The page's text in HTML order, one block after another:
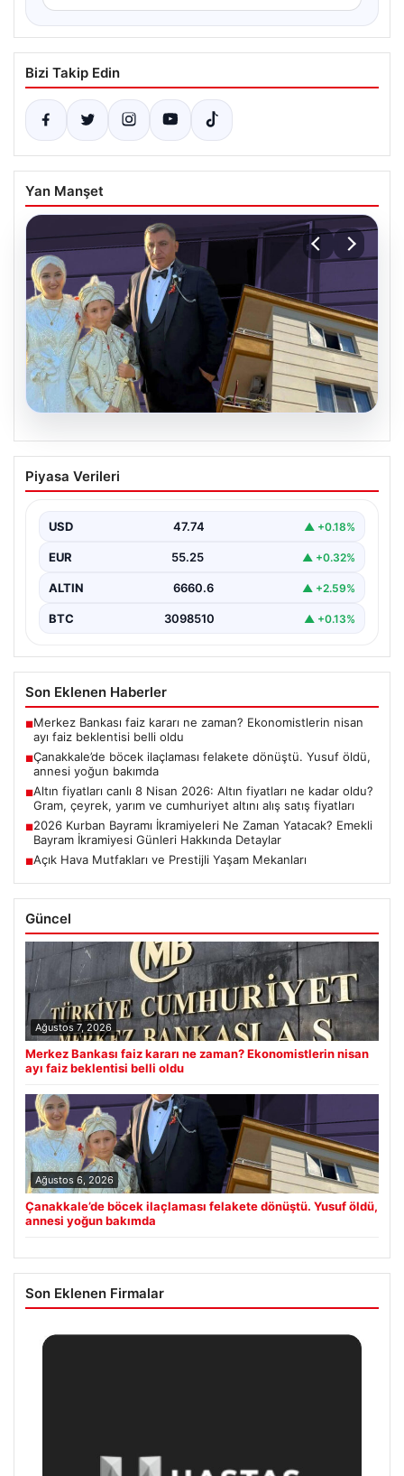
Bizi Takip Edin
Yan Manşet
06.08.2026
Çanakkale’de böcek ilaçlaması felakete
dönüştü. Yusuf öldü, annesi yoğun
Piyasa Verileri
USD 47.74 ▲ +0.18%
EUR 55.25 ▲ +0.32%
ALTIN 6660.6 ▲ +2.59%
BTC 3098510 ▲ +0.13%
Son Eklenen Haberler
■Merkez Bankası faiz kararı ne zaman? Ekonomistlerin nisan
ayı faiz beklentisi belli oldu
■Çanakkale’de böcek ilaçlaması felakete dönüştü. Yusuf öldü,
annesi yoğun bakımda
■Altın fiyatları canlı 8 Nisan 2026: Altın fiyatları ne kadar oldu?
Gram, çeyrek, yarım ve cumhuriyet altını alış satış fiyatları
■2026 Kurban Bayramı İkramiyeleri Ne Zaman Yatacak? Emekli
Bayram İkramiyesi Günleri Hakkında Detaylar
■Açık Hava Mutfakları ve Prestijli Yaşam Mekanları
Güncel
Ağustos 7, 2026
Merkez Bankası faiz kararı ne zaman? Ekonomistlerin nisan
ayı faiz beklentisi belli oldu
Ağustos 6, 2026
Çanakkale’de böcek ilaçlaması felakete dönüştü. Yusuf öldü,
annesi yoğun bakımda
Son Eklenen Firmalar